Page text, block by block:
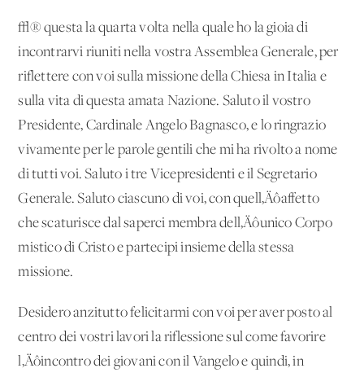
√® questa la quarta volta nella quale ho la gioia di
incontrarvi riuniti nella vostra Assemblea Generale, per
riflettere con voi sulla missione della Chiesa in Italia e
sulla vita di questa amata Nazione. Saluto il vostro
Presidente, Cardinale Angelo Bagnasco, e lo ringrazio
vivamente per le parole gentili che mi ha rivolto a nome
di tutti voi. Saluto i tre Vicepresidenti e il Segretario
Generale. Saluto ciascuno di voi, con quell‚Äôaffetto
che scaturisce dal saperci membra dell‚Äôunico Corpo
mistico di Cristo e partecipi insieme della stessa
missione.
Desidero anzitutto felicitarmi con voi per aver posto al
centro dei vostri lavori la riflessione sul come favorire
l‚Äôincontro dei giovani con il Vangelo e quindi, in